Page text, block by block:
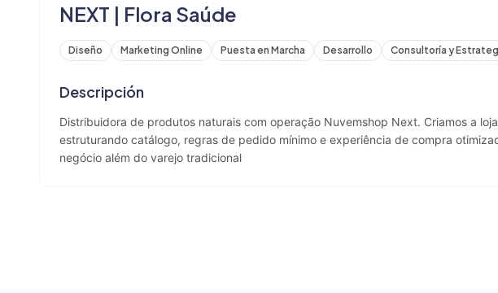
NEXT | Flora Saúde
Diseño Marketing Online Puesta en Marcha Desarrollo Consultoría y
Descripción
Distribuidora de produtos naturais com operação Nuvemshop Next. Criamos a
estruturando catálogo, regras de pedido mínimo e experiência de compra
negócio além do varejo tradicional